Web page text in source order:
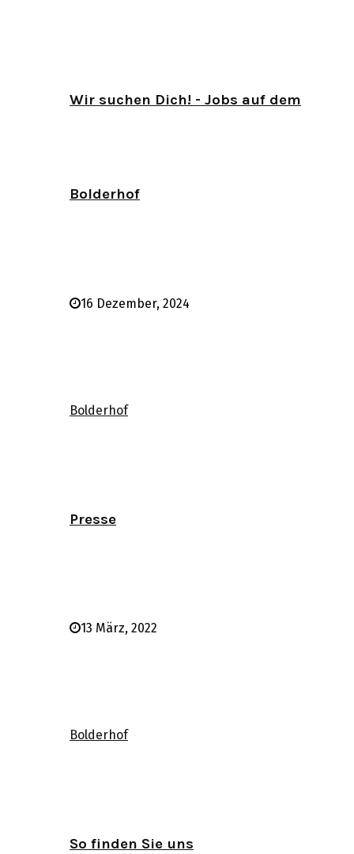
Wir suchen Dich! - Jobs auf dem
Bolderhof
16 Dezember, 2024
Bolderhof
Presse
13 März, 2022
Bolderhof
So finden Sie uns